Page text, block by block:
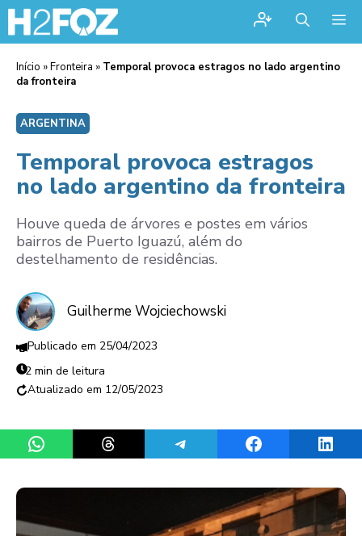
Início »Fronteira » Temporal provoca estragos no lado argentino
da fronteira
ARGENTINA
Temporal provoca estragos
no lado argentino da fronteira
Houve queda de árvores e postes em vários
bairros de Puerto Iguazú, além do
destelhamento de residências.
Guilherme Wojciechowski
25/04/2023
2 min de leitura
12/05/2023
Share on WhatsAppShare on ThreadsShare on TelegramShare on Facebook